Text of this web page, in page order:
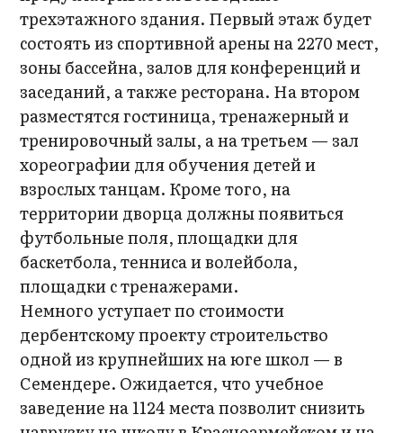
трехэтажного здания. Первый этаж будет
состоять из спортивной арены на 2270 мест,
зоны бассейна, залов для конференций и
заседаний, а также ресторана. На втором
разместятся гостиница, тренажерный и
тренировочный залы, а на третьем — зал
хореографии для обучения детей и
взрослых танцам. Кроме того, на
территории дворца должны появиться
футбольные поля, площадки для
баскетбола, тенниса и волейбола,
площадки с тренажерами.
Немного уступает по стоимости
дербентскому проекту строительство
одной из крупнейших на юге школ — в
Семендере. Ожидается, что учебное
заведение на 1124 места позволит снизить